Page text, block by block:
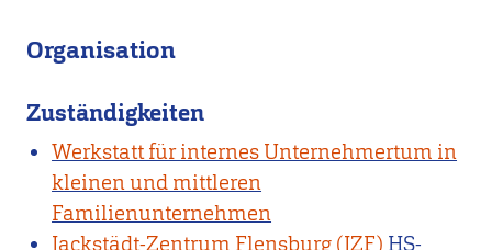
Organisation
Zuständigkeiten
Werkstatt für internes Unternehmertum in
kleinen und mittleren
Familienunternehmen
Jackstädt-Zentrum Flensburg (JZF) HS-